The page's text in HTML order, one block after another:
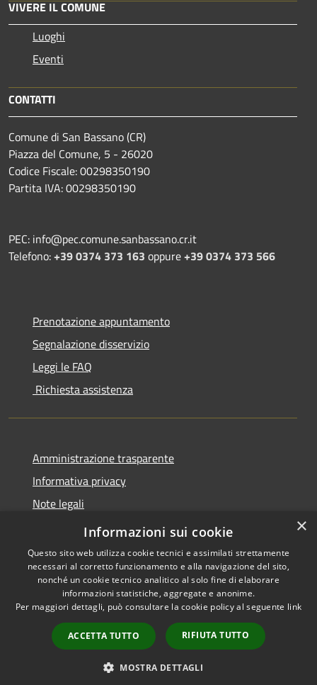
VIVERE IL COMUNE
Luoghi
Eventi
CONTATTI
Comune di San Bassano (CR)
Piazza del Comune, 5 - 26020
Codice Fiscale: 00298350190
Partita IVA: 00298350190
PEC: info@pec.comune.sanbassano.cr.it
Telefono:+39 0374 373 163 oppure+39 0374 373 566
Prenotazione appuntamento
Segnalazione disservizio
Leggi le FAQ
Richiesta assistenza
Amministrazione trasparente
Informativa privacy
Note legali
Dichiarazione di accessibilità
Accessibilità
Copyright © 2026 • Comune di
San Bassano • Powered by
Municipium•
Accesso
redazione
×
Informazioni sui cookie
Questo sito web utilizza cookie tecnici e assimilati strettamente
necessari al corretto funzionamento e alla navigazione del sito,
nonché un cookie tecnico analitico al solo fine di elaborare
informazioni statistiche, aggregate e anonime.
Per maggiori dettagli, può consultare la cookie policy al seguente link
ACCETTA TUTTO RIFIUTA TUTTO
MOSTRA DETTAGLI